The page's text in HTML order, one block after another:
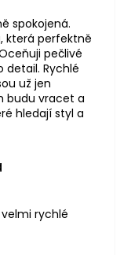
spokojená.
která perfektně
pečlivé
detail. Rychlé
už jen
budu vracet a
hledají styl a
z 5 hvězdiček.
rychlé